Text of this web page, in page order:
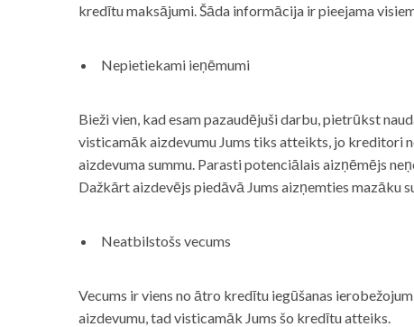
kredītu maksājumi. Šāda informācija ir pieejama
Nepietiekami ieņēmumi
Bieži vien, kad esam pazaudējuši darbu, pietrūkst
visticamāk aizdevumu Jums tiks atteikts, jo kreditori
aizdevuma summu. Parasti potenciālais aizņēmējs
Dažkārt aizdevējs piedāvā Jums aizņemties mazāku
Neatbilstošs vecums
Vecums ir viens no ātro kredītu iegūšanas
aizdevumu, tad visticamāk Jums šo kredītu atteiks.